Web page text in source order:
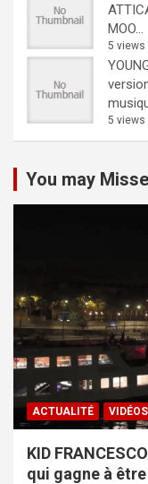
MOO...
5 views
5 views
You may
ACTUALITÉ
KID
qui gagne à